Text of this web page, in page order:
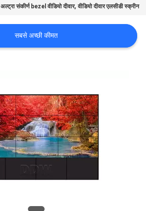
अल्ट्रा संकीर्ण bezel वीडियो दीवार,वीडियो दीवार एलसीडी स्क्रीन
सबसे अच्छी कीमत